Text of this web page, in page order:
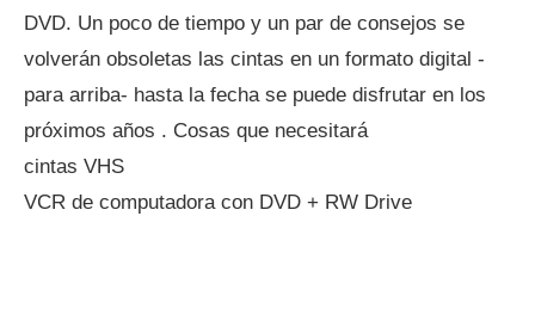
DVD. Un poco de tiempo y un par de consejos se
volverán obsoletas las cintas en un formato digital -
para arriba- hasta la fecha se puede disfrutar en los
próximos años . Cosas que necesitará
cintas VHS
VCR de computadora con DVD + RW Drive